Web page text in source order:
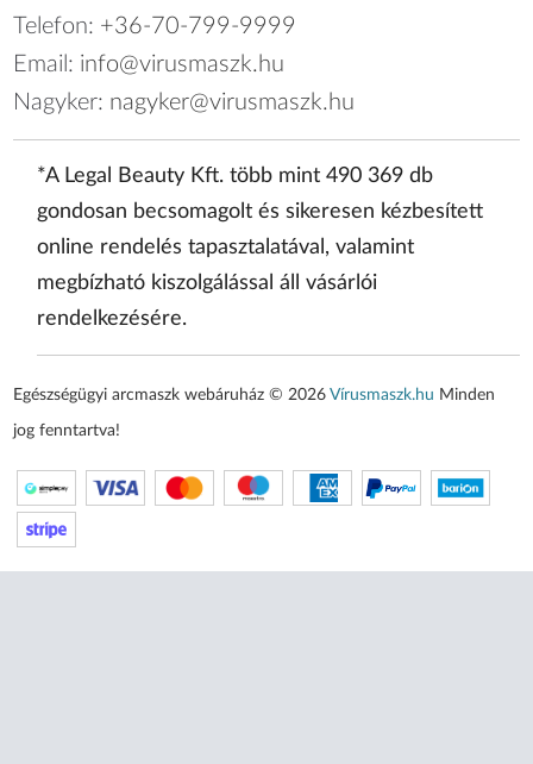
Telefon: +36-70-799-9999
Email: info@virusmaszk.hu
Nagyker: nagyker@virusmaszk.hu
*A Legal Beauty Kft. több mint 490 369 db
gondosan becsomagolt és sikeresen kézbesített
online rendelés tapasztalatával, valamint
megbízható kiszolgálással áll vásárlói
rendelkezésére.
Egészségügyi arcmaszk webáruház © 2026Vírusmaszk.hu Minden
jog fenntartva!